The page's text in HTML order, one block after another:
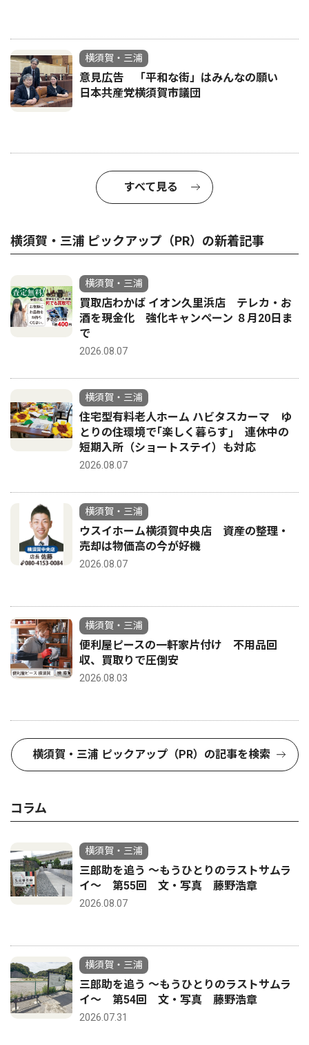
横須賀・三浦
意見広告 「平和な街」はみんなの願い
日本共産党横須賀市議団
すべて見る
横須賀・三浦 ピックアップ（PR）の新着記事
横須賀・三浦
買取店わかば イオン久里浜店 テレカ・お
酒を現金化 強化キャンペーン ８月20日ま
で
2026.08.07
横須賀・三浦
住宅型有料老人ホーム ハビタスカーマ ゆ
とりの住環境で｢楽しく暮らす｣ 連休中の
短期入所（ショートステイ）も対応
2026.08.07
横須賀・三浦
ウスイホーム横須賀中央店 資産の整理・
売却は物価高の今が好機
2026.08.07
横須賀・三浦
便利屋ピースの一軒家片付け 不用品回
収、買取りで圧倒安
2026.08.03
横須賀・三浦 ピックアップ（PR）の記事を検索
コラム
横須賀・三浦
三郎助を追う 〜もうひとりのラストサムラ
イ〜 第55回 文・写真 藤野浩章
2026.08.07
横須賀・三浦
三郎助を追う 〜もうひとりのラストサムラ
イ〜 第54回 文・写真 藤野浩章
2026.07.31